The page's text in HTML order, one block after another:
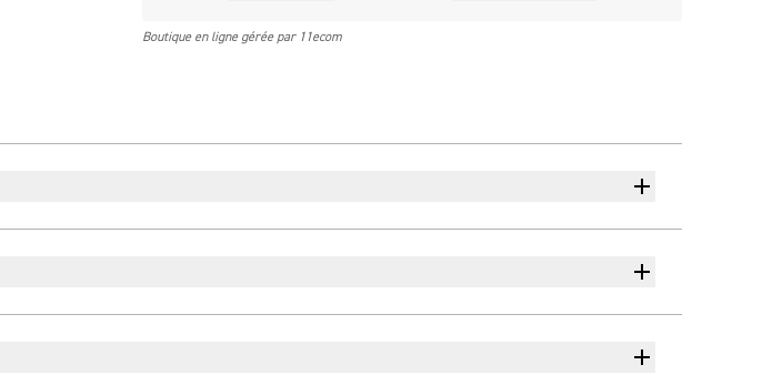
Boutique en ligne gérée par 11ecom